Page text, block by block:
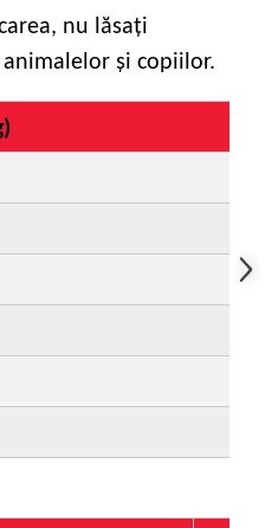
nu lăsaţi
şi copiilor.